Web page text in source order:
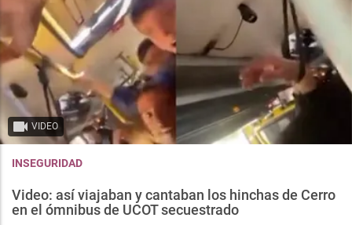
VIDEO
INSEGURIDAD
Video: así viajaban y cantaban los hinchas de Cerro
en el ómnibus de UCOT secuestrado